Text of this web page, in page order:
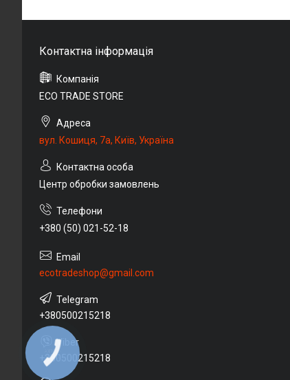
ECO TRADE STORE
вул. Кошиця, 7а, Київ, Україна
Центр обробки замовлень
+380 (50) 021-52-18
ecotradeshop@gmail.com
+380500215218
+380500215218
КНОПКА
ЗВ'ЯЗКУ